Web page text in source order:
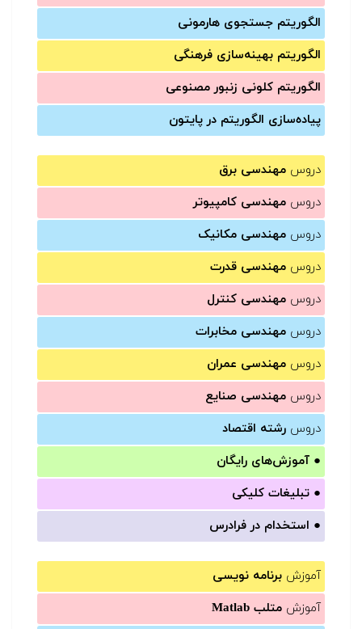
الگوریتم جستجوی هارمونی
الگوریتم بهینه‌سازی فرهنگی
الگوریتم کلونی زنبور مصنوعی
پیاده‌سازی الگوریتم در پایتون
دروس مهندسی برق
دروس مهندسی کامپیوتر
دروس مهندسی مکانیک
دروس مهندسی قدرت
دروس مهندسی کنترل
دروس مهندسی مخابرات
دروس مهندسی عمران
دروس مهندسی صنایع
دروس رشته اقتصاد
● آموزش‌های رایگان
● تبلیغات کلیکی
● استخدام در فرادرس
آموزش برنامه نویسی
آموزش متلب Matlab